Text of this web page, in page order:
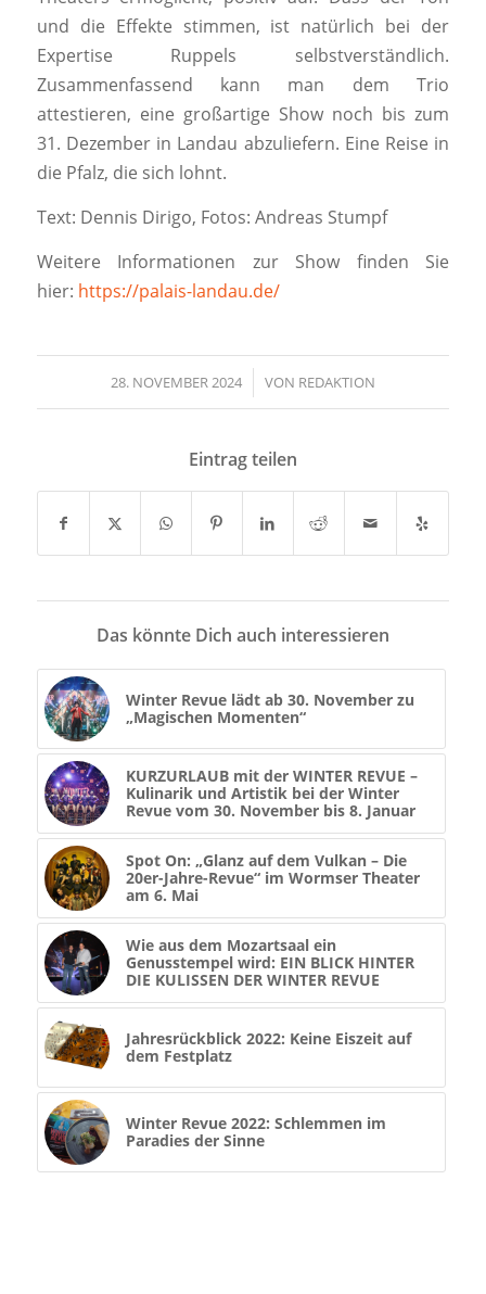
und die Effekte stimmen, ist natürlich bei der
Expertise Ruppels selbstverständlich.
Zusammenfassend kann man dem Trio
attestieren, eine großartige Show noch bis zum
31. Dezember in Landau abzuliefern. Eine Reise in
die Pfalz, die sich lohnt.
Text: Dennis Dirigo, Fotos: Andreas Stumpf
Weitere Informationen zur Show finden Sie
hier: https://palais-landau.de/
28. NOVEMBER 2024
/ VON REDAKTION
Eintrag teilen
Das könnte Dich auch interessieren
Winter Revue lädt ab 30. November zu
„Magischen Momenten“
KURZURLAUB mit der WINTER REVUE –
Kulinarik und Artistik bei der Winter
Revue vom 30. November bis 8. Januar
Spot On: „Glanz auf dem Vulkan – Die
20er-Jahre-Revue“ im Wormser Theater
am 6. Mai
Wie aus dem Mozartsaal ein
Genusstempel wird: EIN BLICK HINTER
DIE KULISSEN DER WINTER REVUE
Jahresrückblick 2022: Keine Eiszeit auf
dem Festplatz
Winter Revue 2022: Schlemmen im
Paradies der Sinne